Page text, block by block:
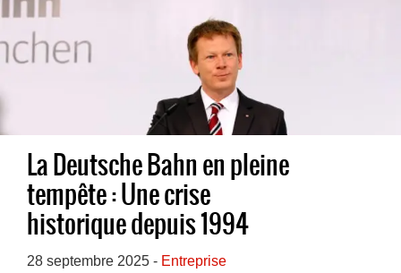
La Deutsche Bahn en pleine
tempête : Une crise
historique depuis 1994
28 septembre 2025 - Entreprise